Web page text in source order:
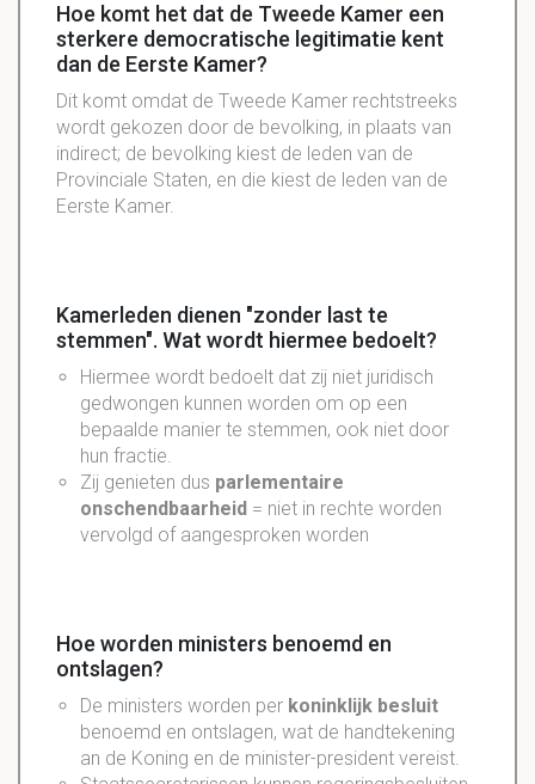
Hoe komt het dat de Tweede Kamer een
sterkere democratische legitimatie kent
dan de Eerste Kamer?
Dit komt omdat de Tweede Kamer rechtstreeks
wordt gekozen door de bevolking, in plaats van
indirect; de bevolking kiest de leden van de
Provinciale Staten, en die kiest de leden van de
Eerste Kamer.
Kamerleden dienen "zonder last te
stemmen". Wat wordt hiermee bedoelt?
Hiermee wordt bedoelt dat zij niet juridisch
gedwongen kunnen worden om op een
bepaalde manier te stemmen, ook niet door
hun fractie.
Zij genieten dus parlementaire
onschendbaarheid = niet in rechte worden
vervolgd of aangesproken worden
Hoe worden ministers benoemd en
ontslagen?
De ministers worden per koninklijk besluit
benoemd en ontslagen, wat de handtekening
an de Koning en de minister-president vereist.